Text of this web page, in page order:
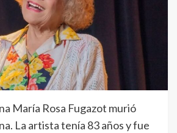
María Rosa Fugazot murió
La artista tenía 83 años y fue